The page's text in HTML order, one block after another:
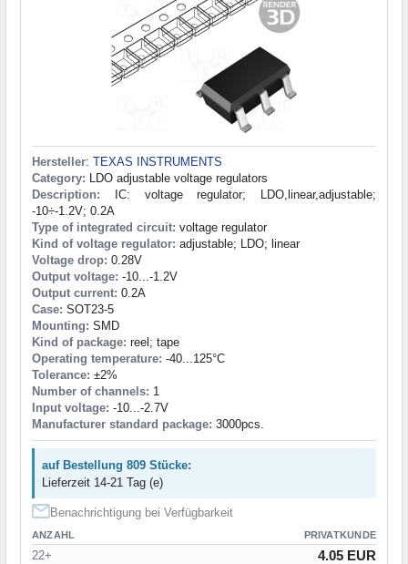
Hersteller: TEXAS INSTRUMENTS
Category: LDO adjustable voltage regulators
Description: IC: voltage regulator; LDO,linear,adjustable;
-10÷-1.2V; 0.2A
Type of integrated circuit: voltage regulator
Kind of voltage regulator: adjustable; LDO; linear
Voltage drop: 0.28V
Output voltage: -10...-1.2V
Output current: 0.2A
Case: SOT23-5
Mounting: SMD
Kind of package: reel; tape
Operating temperature: -40...125°C
Tolerance: ±2%
Number of channels: 1
Input voltage: -10...-2.7V
Manufacturer standard package: 3000pcs.
auf Bestellung 809 Stücke:
Lieferzeit 14-21 Tag (e)
Benachrichtigung bei Verfügbarkeit
ANZAHL PRIVATKUNDE
22+ 4.05 EUR